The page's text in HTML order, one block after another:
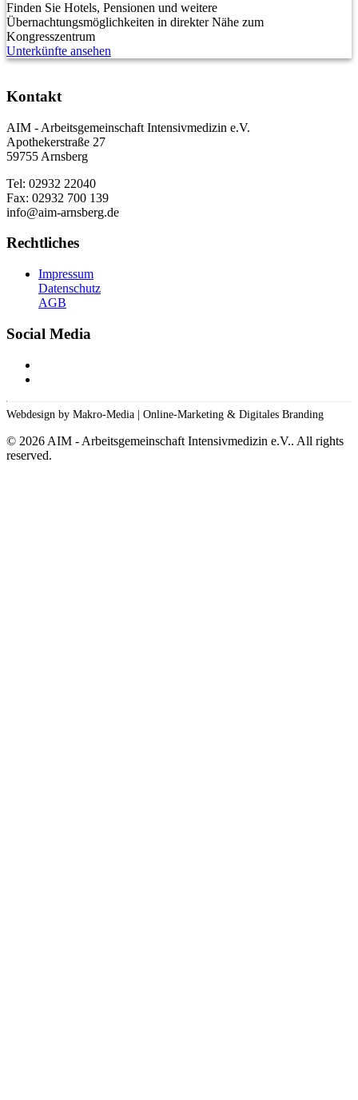
Finden Sie Hotels, Pensionen und weitere
Übernachtungsmöglichkeiten in direkter Nähe zum
Kongresszentrum
Unterkünfte ansehen
Kontakt
AIM - Arbeitsgemeinschaft Intensivmedizin e.V.
Apothekerstraße 27
59755 Arnsberg
Tel: 02932 22040
Fax: 02932 700 139
info@aim-arnsberg.de
Rechtliches
Impressum
Datenschutz
AGB
Social Media
Webdesign by Makro-Media | Online-Marketing & Digitales Branding
© 2026 AIM - Arbeitsgemeinschaft Intensivmedizin e.V.. All rights
reserved.